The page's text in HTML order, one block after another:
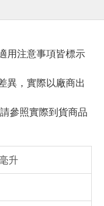
用注意事項皆標示
異，實際以廠商出
參照實際到貨商品
升